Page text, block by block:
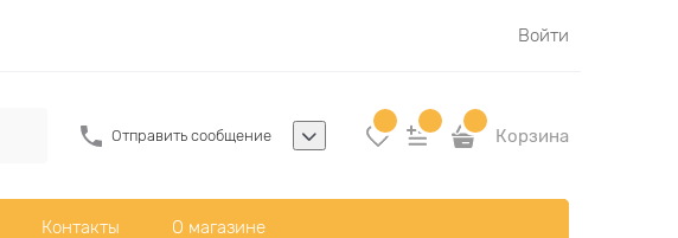
Войти
Отправить сообщение Корзина
Контакты О магазине